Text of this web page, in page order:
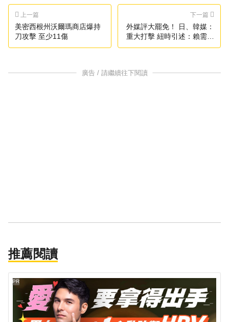
上一篇
美密西根州沃爾瑪商店爆持
刀攻擊 至少11傷
下一篇
外媒評大罷免！ 日、韓媒：
重大打擊 紐時引述：賴需自
省
廣告 / 請繼續往下閱讀
推薦閱讀
PR